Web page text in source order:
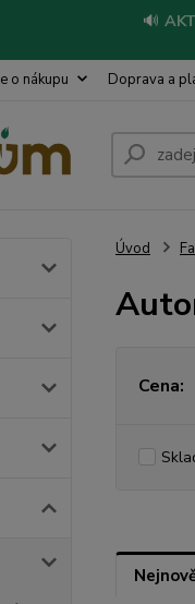
🔊
o nákupu Doprava a
Úvod
Cena: